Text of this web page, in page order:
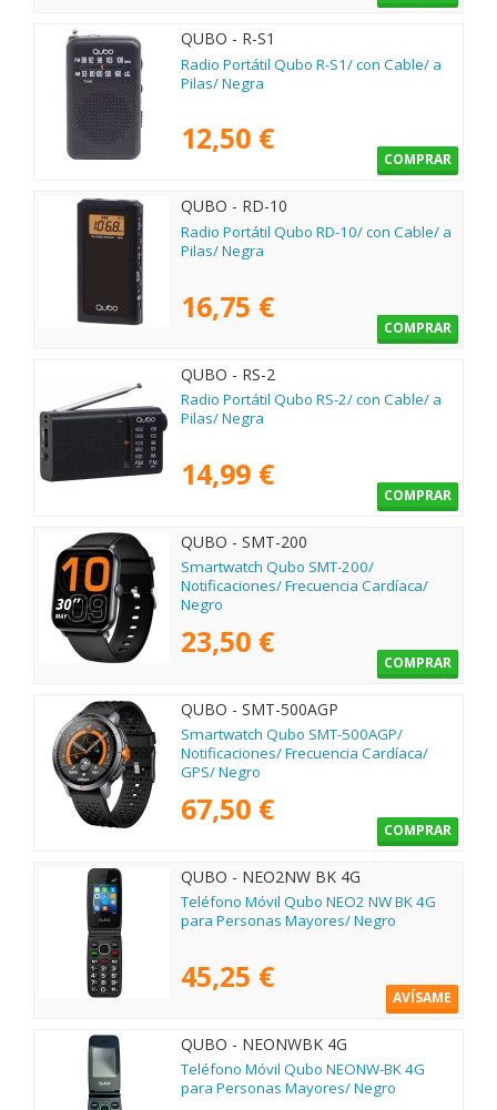
QUBO - R-S1
Radio Portátil Qubo R-S1/ con Cable/ a
Pilas/ Negra
12,50 €
COMPRAR
QUBO - RD-10
Radio Portátil Qubo RD-10/ con Cable/ a
Pilas/ Negra
16,75 €
COMPRAR
QUBO - RS-2
Radio Portátil Qubo RS-2/ con Cable/ a
Pilas/ Negra
14,99 €
COMPRAR
QUBO - SMT-200
Smartwatch Qubo SMT-200/
Notificaciones/ Frecuencia Cardíaca/
Negro
23,50 €
COMPRAR
QUBO - SMT-500AGP
Smartwatch Qubo SMT-500AGP/
Notificaciones/ Frecuencia Cardíaca/
GPS/ Negro
67,50 €
COMPRAR
QUBO - NEO2NW BK 4G
Teléfono Móvil Qubo NEO2 NW BK 4G
para Personas Mayores/ Negro
45,25 €
AVÍSAME
QUBO - NEONWBK 4G
Teléfono Móvil Qubo NEONW-BK 4G
para Personas Mayores/ Negro